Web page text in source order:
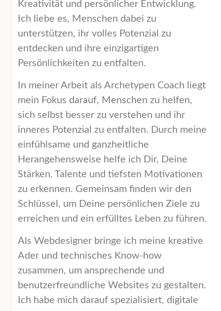
Kreativität und persönlicher Entwicklung.
Ich liebe es, Menschen dabei zu
unterstützen, ihr volles Potenzial zu
entdecken und ihre einzigartigen
Persönlichkeiten zu entfalten.
In meiner Arbeit als Archetypen Coach liegt
mein Fokus darauf, Menschen zu helfen,
sich selbst besser zu verstehen und ihr
inneres Potenzial zu entfalten. Durch meine
einfühlsame und ganzheitliche
Herangehensweise helfe ich Dir, Deine
Stärken, Talente und tiefsten Motivationen
zu erkennen. Gemeinsam finden wir den
Schlüssel, um Deine persönlichen Ziele zu
erreichen und ein erfülltes Leben zu führen.
Als Webdesigner bringe ich meine kreative
Ader und technisches Know-how
zusammen, um ansprechende und
benutzerfreundliche Websites zu gestalten.
Ich habe mich darauf spezialisiert, digitale